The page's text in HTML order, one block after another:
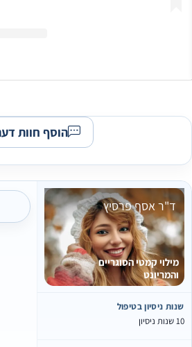
הוסף חוות דעת
ד"ר אסף פרסיץ
מילוי קמטי הסוגריים
והמריונט
ניסיון בטיפול